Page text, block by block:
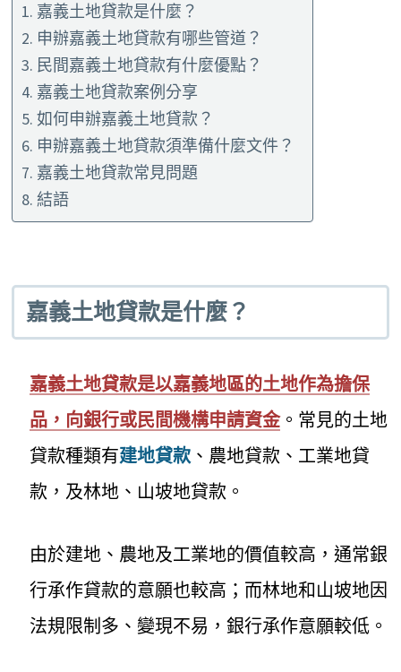
嘉義土地貸款是什麼？
申辦嘉義土地貸款有哪些管道？
民間嘉義土地貸款有什麼優點？
嘉義土地貸款案例分享
如何申辦嘉義土地貸款？
申辦嘉義土地貸款須準備什麼文件？
嘉義土地貸款常見問題
結語
嘉義土地貸款是什麼？
嘉義土地貸款是以嘉義地區的土地作為擔保
品，向銀行或民間機構申請資金。常見的土地
貸款種類有建地貸款、農地貸款、工業地貸
款，及林地、山坡地貸款。
由於建地、農地及工業地的價值較高，通常銀
行承作貸款的意願也較高；而林地和山坡地因
法規限制多、變現不易，銀行承作意願較低。